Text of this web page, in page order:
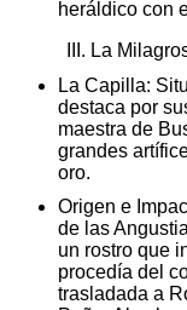
heráldico con
III. La
La Capilla:
destaca por
maestra de
grandes
oro.
Origen e
de las
un rostro que
procedía del
trasladada a